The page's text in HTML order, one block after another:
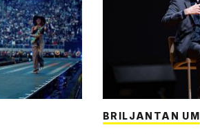
BRILJANTAN UM